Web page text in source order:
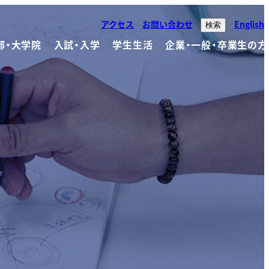
アクセス お問い合わせ 検索 English
・大学院 入試・入学 学生生活 企業・一般・卒業生の方